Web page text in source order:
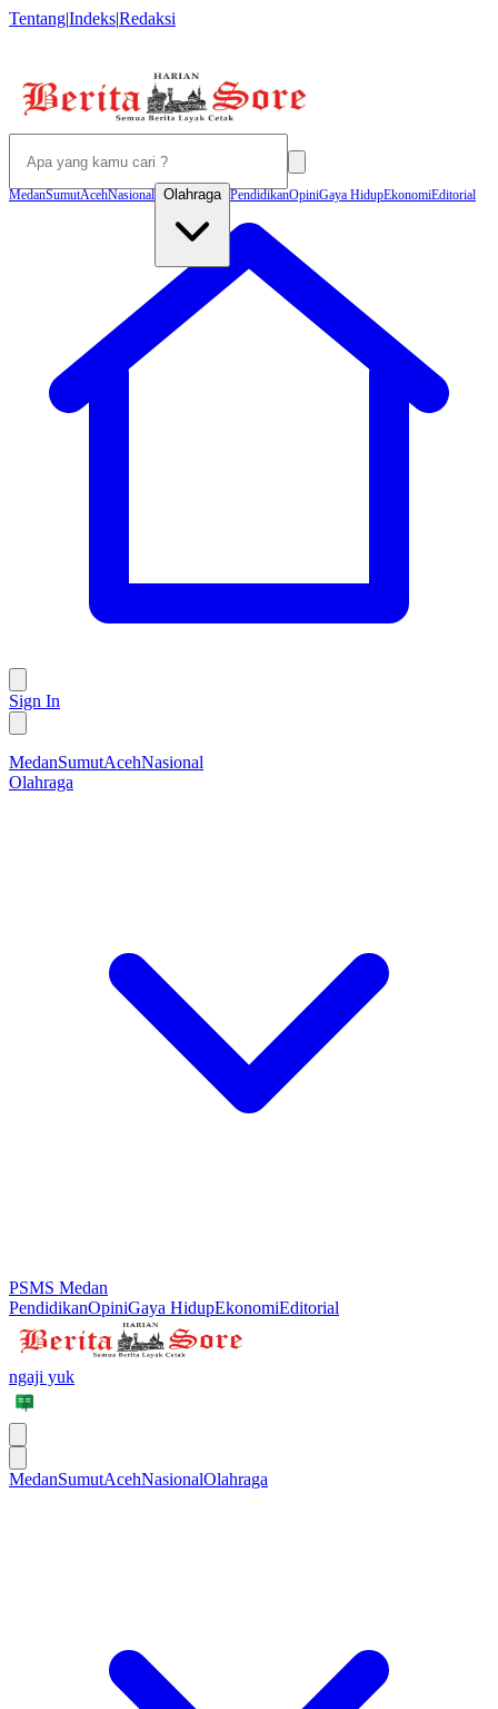
Tentang|Indeks|Redaksi
MedanSumutAcehNasional Olahraga PendidikanOpiniGaya HidupEkonomiEditorial
Sign In
MedanSumutAcehNasional
Olahraga
PSMS Medan
PendidikanOpiniGaya HidupEkonomiEditorial
ngaji yuk
MedanSumutAcehNasionalOlahraga